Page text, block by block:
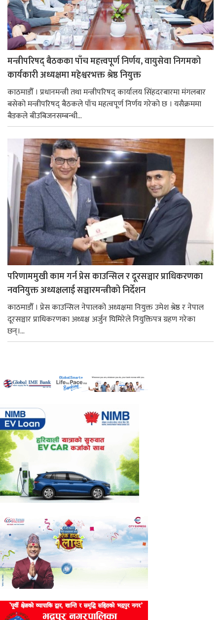
मन्त्रीपरिषद् बैठकका पाँच महत्त्वपूर्ण निर्णय, वायुसेवा निगमको
कार्यकारी अध्यक्षमा महेश्वरभक्त श्रेष्ठ नियुक्त
काठमाडौँ । प्रधानमन्त्री तथा मन्त्रीपरिषद् कार्यालय सिंहदरबारमा मंगलबार
बसेको मन्त्रीपरिषद् बैठकले पाँच महत्वपूर्ण निर्णय गरेको छ । यसैक्रममा
बैडकले बीउबिजनसम्बन्धी...
परिणाममुखी काम गर्न प्रेस काउन्सिल र दूरसञ्चार प्राधिकरणका
नवनियुक्त अध्यक्षलाई सञ्चारमन्त्रीको निर्देशन
काठमाडौँ । प्रेस काउन्सिल नेपालको अध्यक्षमा नियुक्त उमेश श्रेष्ठ र नेपाल
दूरसञ्चार प्राधिकरणका अध्यक्ष अर्जुन घिमिरेले नियुक्तिपत्र ग्रहण गरेका
छन्।...